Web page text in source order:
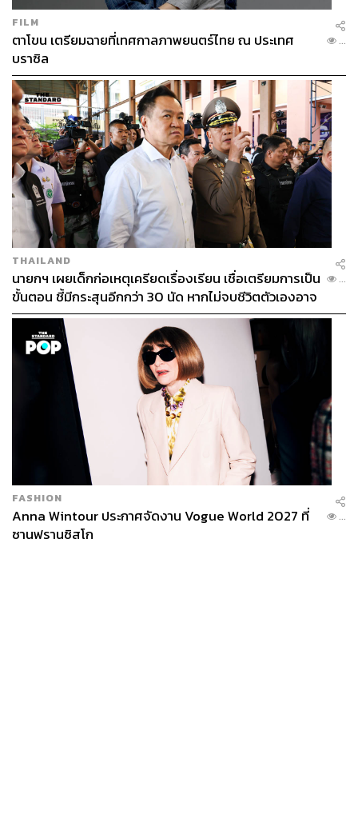
FILM
ตาโขน เตรียมฉายที่เทศกาลภาพยนตร์ไทย ณ ประเทศ
บราซิล
...
THAILAND
นายกฯ เผยเด็กก่อเหตุเครียดเรื่องเรียน เชื่อเตรียมการเป็น
ขั้นตอน ชี้มีกระสุนอีกกว่า 30 นัด หากไม่จบชีวิตตัวเองอาจ
สูญเสียเพิ่ม
...
FASHION
Anna Wintour ประกาศจัดงาน Vogue World 2027 ที่
ซานฟรานซิสโก
...